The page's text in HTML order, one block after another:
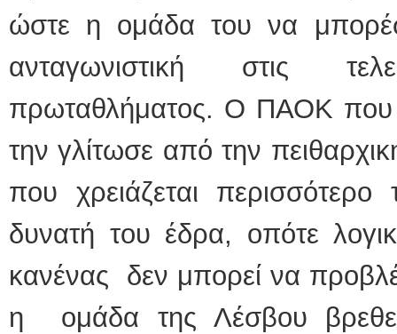
ώστε η ομάδα του να
ανταγωνιστική στις
πρωταθλήματος. Ο ΠΑΟΚ που
την γλίτωσε από την
που χρειάζεται
δυνατή του έδρα, οπότε
κανένας δεν μπορεί να
η ομάδα της Λέσβου